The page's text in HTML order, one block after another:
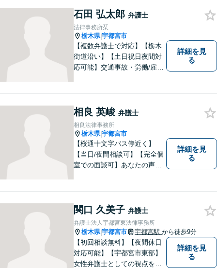
石田 弘太郎 弁護士
法律事務所栞
栃木県|宇都宮市
【複数弁護士で対応】【栃木
街道沿い】【土日祝日夜間対
応可能】交通事故・労働/雇用
い。
詳細を見
る
相良 英峻 弁護士
相良法律事務所
栃木県|宇都宮市
【桜通十文字バス停近く】
【当日/夜間相談可】【完全個
室での面談可】あなたの声を
い。 https://sagara-law-office.j
p/
詳細を見
る
関口 久美子 弁護士
弁護士法人宇都宮東法律事務所
栃木県|宇都宮市 宇都宮駅 から徒歩9分
【初回相談無料】【夜間休日
対応可能】【宇都宮市東部】
女性弁護士としての視点を生
詳細を見
る